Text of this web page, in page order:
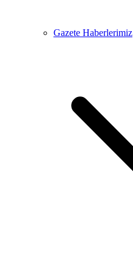
Gazete Haberlerimiz